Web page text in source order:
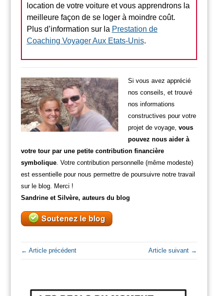
location de votre voiture et vous apprendrons la
meilleure façon de se loger à moindre coût.
Plus d’information sur la Prestation de
Coaching Voyager Aux Etats-Unis.
Si vous avez apprécié
nos conseils, et trouvé
nos informations
constructives pour votre
projet de voyage, vous
pouvez nous aider à
votre tour par une petite contribution financière
symbolique. Votre contribution personnelle (même modeste)
est essentielle pour nous permettre de poursuivre notre travail
sur le blog. Merci !
Sandrine et Silvère, auteurs du blog
← Article précédent Article suivant →